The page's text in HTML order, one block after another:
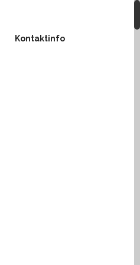
Kontaktinfo